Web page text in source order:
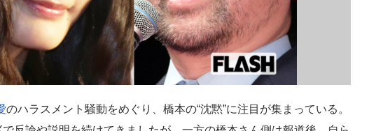
のハラスメント騒動をめぐり、橋本の“沈黙”に注目が集まっている。